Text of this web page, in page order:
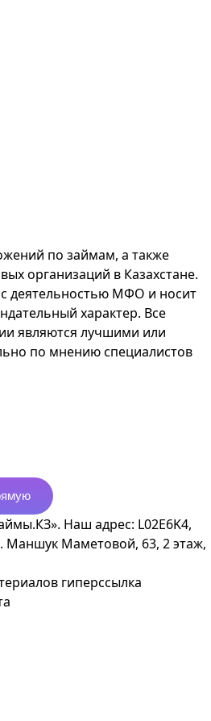
по займам, а также
организаций в Казахстане.
деятельностью МФО и носит
характер. Все
являются лучшими или
по мнению специалистов
Наш адрес: L02E6K4,
Маншук Маметовой, 63, 2 этаж,
гиперссылка